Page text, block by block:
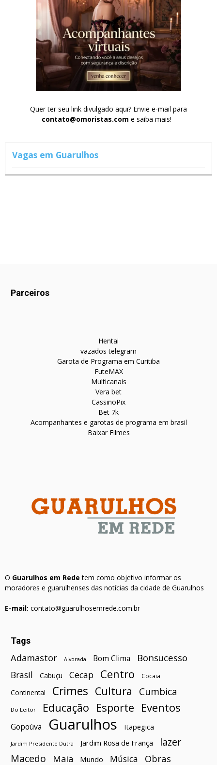
Quer ter seu link divulgado aqui? Envie e-mail para
contato@omoristas.com e saiba mais!
Vagas em Guarulhos
Parceiros
Hentai
vazados telegram
Garota de Programa em Curitiba
FuteMAX
Multicanais
Vera bet
CassinoPix
Bet 7k
Acompanhantes e garotas de programa em brasil
Baixar Filmes
O Guarulhos em Rede tem como objetivo informar os
moradores e guarulhenses das notícias da cidade de Guarulhos
E-mail: contato@guarulhosemrede.com.br
Tags
Adamastor Alvorada Bom Clima Bonsucesso
Brasil Cabuçu Cecap Centro Cocaia
Continental Crimes Cultura Cumbica
Do Leitor Educação Esporte Eventos
Gopoúva Guarulhos Itapegica
Jardim Presidente Dutra Jardim Rosa de França
lazer
Macedo
Maia Mundo Música Obras